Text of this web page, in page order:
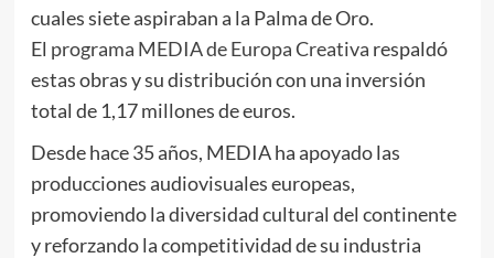
cuales siete aspiraban a la Palma de Oro.
El programa MEDIA de Europa Creativa respaldó
estas obras y su distribución con una inversión
total de 1,17 millones de euros.
Desde hace 35 años, MEDIA ha apoyado las
producciones audiovisuales europeas,
promoviendo la diversidad cultural del continente
y reforzando la competitividad de su industria